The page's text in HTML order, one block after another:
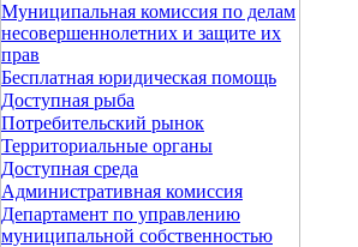
Муниципальная комиссия по делам
несовершеннолетних и защите их
прав
Бесплатная юридическая помощь
Доступная рыба
Потребительский рынок
Территориальные органы
Доступная среда
Административная комиссия
Департамент по управлению
муниципальной собственностью